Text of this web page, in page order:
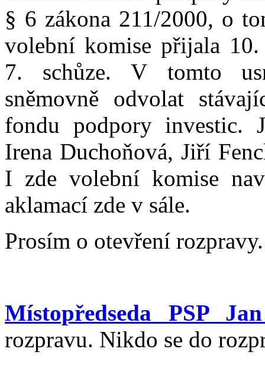
§ 6 zákona 211/2000, o
volební komise přijala 10.
7. schůze. V tomto
sněmovně odvolat
fondu podpory investic.
Irena Duchoňová, Jiří
I zde volební komise
aklamací zde v sále.
Prosím o otevření rozpravy.
Místopředseda PSP
rozpravu. Nikdo se do